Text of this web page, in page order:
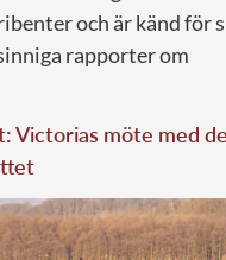
och är känd för
rapporter om
Victorias möte med